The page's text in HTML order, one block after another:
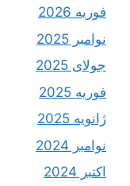
فوریه 2026
نوامبر 2025
جولای 2025
فوریه 2025
ژانویه 2025
نوامبر 2024
اکتبر 2024